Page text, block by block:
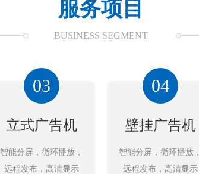
服务项目
BUSINESS SEGMENT
03
立式广告机
智能分屏，循环播放，
远程发布，高清显示
04
壁挂广告机
智能分屏，循环播放，
远程发布，高清显示